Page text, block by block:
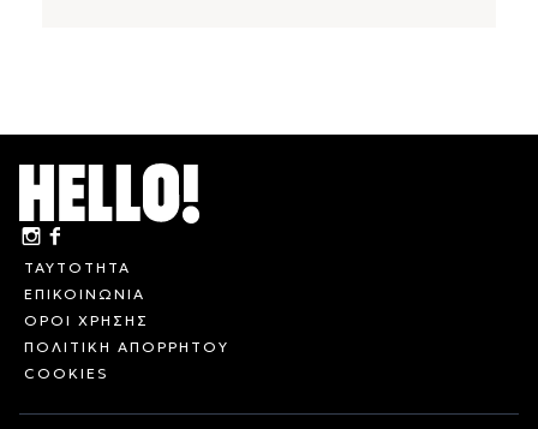
ΤΑΥΤΟΤΗΤΑ
ΕΠΙΚΟΙΝΩΝΙΑ
ΟΡΟΙ ΧΡΗΣΗΣ
ΠΟΛΙΤΙΚΗ ΑΠΟΡΡΗΤΟΥ
COOKIES